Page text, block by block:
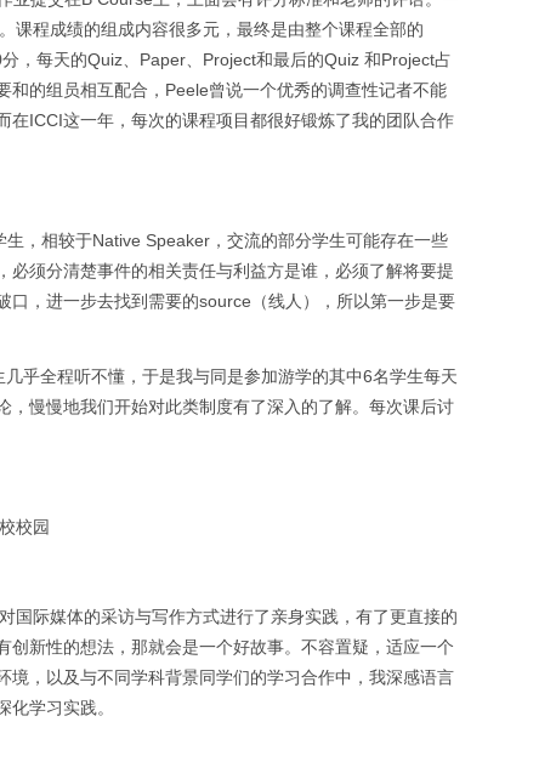
课程成绩的组成内容很多元，最终是由整个课程全部的
，每天的Quiz、Paper、Project和最后的Quiz 和Project占
的组员相互配合，Peele曾说一个优秀的调查性记者不能
ICCI这一年，每次的课程项目都很好锻炼了我的团队合作
，相较于Native Speaker，交流的部分学生可能存在一些
须分清楚事件的相关责任与利益方是谁，必须了解将要提
，进一步去找到需要的source（线人），所以第一步是要
乎全程听不懂，于是我与同是参加游学的其中6名学生每天
慢慢地我们开始对此类制度有了深入的了解。每次课后讨
校园
国际媒体的采访与写作方式进行了亲身实践，有了更直接的
新性的想法，那就会是一个好故事。不容置疑，适应一个
，以及与不同学科背景同学们的学习合作中，我深感语言
学习实践。